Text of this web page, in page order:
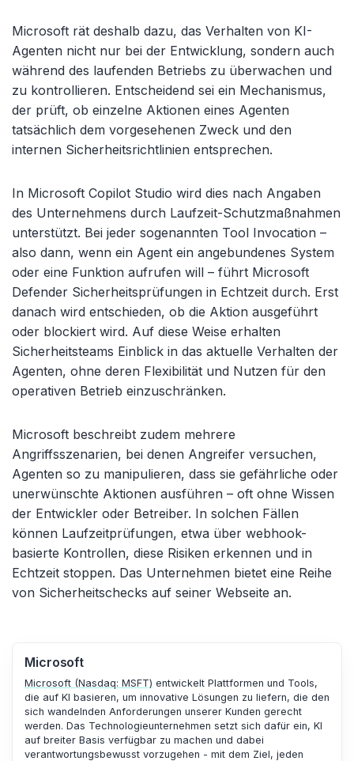
Microsoft rät deshalb dazu, das Verhalten von KI-
Agenten nicht nur bei der Entwicklung, sondern auch
während des laufenden Betriebs zu überwachen und
zu kontrollieren. Entscheidend sei ein Mechanismus,
der prüft, ob einzelne Aktionen eines Agenten
tatsächlich dem vorgesehenen Zweck und den
internen Sicherheitsrichtlinien entsprechen.
In Microsoft Copilot Studio wird dies nach Angaben
des Unternehmens durch Laufzeit-Schutzmaßnahmen
unterstützt. Bei jeder sogenannten Tool Invocation –
also dann, wenn ein Agent ein angebundenes System
oder eine Funktion aufrufen will – führt Microsoft
Defender Sicherheitsprüfungen in Echtzeit durch. Erst
danach wird entschieden, ob die Aktion ausgeführt
oder blockiert wird. Auf diese Weise erhalten
Sicherheitsteams Einblick in das aktuelle Verhalten der
Agenten, ohne deren Flexibilität und Nutzen für den
operativen Betrieb einzuschränken.
Microsoft beschreibt zudem mehrere
Angriffsszenarien, bei denen Angreifer versuchen,
Agenten so zu manipulieren, dass sie gefährliche oder
unerwünschte Aktionen ausführen – oft ohne Wissen
der Entwickler oder Betreiber. In solchen Fällen
können Laufzeitprüfungen, etwa über webhook-
basierte Kontrollen, diese Risiken erkennen und in
Echtzeit stoppen. Das Unternehmen bietet eine Reihe
von Sicherheitschecks auf seiner Webseite an.
Microsoft
Microsoft (Nasdaq: MSFT) entwickelt Plattformen und Tools,
die auf KI basieren, um innovative Lösungen zu liefern, die den
sich wandelnden Anforderungen unserer Kunden gerecht
werden. Das Technologieunternehmen setzt sich dafür ein, KI
auf breiter Basis verfügbar zu machen und dabei
verantwortungsbewusst vorzugehen - mit dem Ziel, jeden